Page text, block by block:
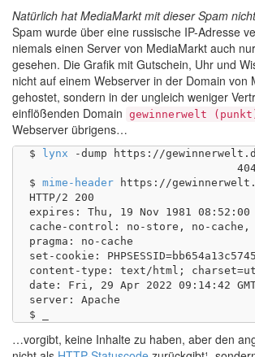
Natürlich hat MediaMarkt mit dieser Spam
Spam wurde über eine russische IP-Adresse
niemals einen Server von MediaMarkt auch
gesehen. Die Grafik mit Gutschein, Uhr und
nicht auf einem Webserver in der Domain von
gehostet, sondern in der ungleich weniger
einflößenden Domain gewinnerwelt
Webserver übrigens…
$ lynx -dump https://
$ mime-header https://
HTTP/2 200
expires: Thu, 19 Nov 1981 08:52:00
cache-control: no-store, no-cache,
pragma: no-cache
set-cookie:
content-type: text/html;
date: Fri, 29 Apr 2022 09:14:42
server: Apache
…vorgibt, keine Inhalte zu haben, aber den